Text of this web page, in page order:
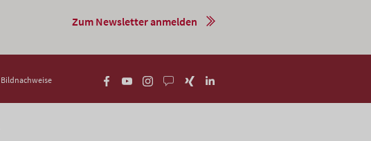
Zum Newsletter anmelden
Bildnachweise